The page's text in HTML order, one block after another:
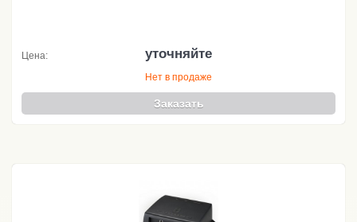
Цена: уточняйте
Нет в продаже
Заказать